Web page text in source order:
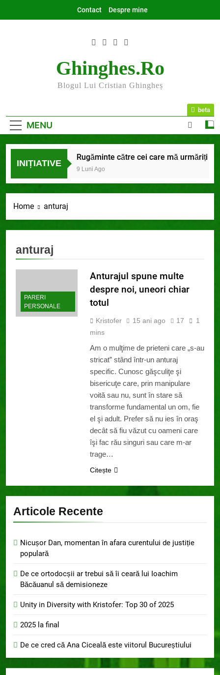
Contact Despre mine
Ghinghes.ro
Blogul Lui Cristian Ghingheș
MENU
beta
INIȚIATIVE
7 Luni Ago
Rugăminte către cei care mă urmăriți și
9 Luni Ago
Home anturaj
anturaj
PARERI
PERSONALE
Anturajul spune multe
despre noi, uneori chiar
totul
Kristofer 15 ani ago 17
1
mins
Am o mulţime de prieteni care „s-au
stricat” stând într-un anturaj
specific. Cunosc găşculiţe şi
bisericuţe care, prin manipulare
voită sau nu, sunt în stare să
transforme fundamental un om, fie
el şi adult. Prefer să nu ies în oraş
decât să fiu văzut cu oameni care
îşi fac rău singuri sau care m-ar
trage…
Citește
Articole Recente
Nicușor Dan, momentan în afara curentului de justiție
populară
De ce ortodocșii ar trebui să îi ceară lui Ioachim
Băcăuanul să demisioneze
Unity in Diversity with Kristofer: Top 30 of 2025
2025 la final
De ce cred că Ana Ciceală este viitorul Bucureștiului